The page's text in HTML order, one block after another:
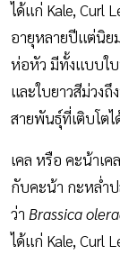
ได้แก่ Kale, Curl
อายุหลายปีแต่นิย
ห่อหัว มีทั้งแบบใบ
และใบยาวสีม่วง
สายพันธุ์ที่เติบโต
เคล หรือ คะน้าเค
กับคะน้า กะหล่ำ
ว่า Brassica
ได้แก่ Kale, Curl